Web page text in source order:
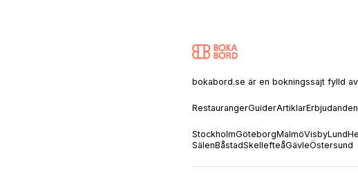
bokabord.se är en bokningssajt fylld
RestaurangerGuiderArtiklarErbjudanden
StockholmGöteborgMalmöVisbyLund
SälenBåstadSkellefteåGävleÖstersund